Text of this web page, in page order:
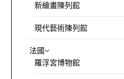
新繪畫陳列館
現代藝術陳列館
法國
羅浮宮博物館